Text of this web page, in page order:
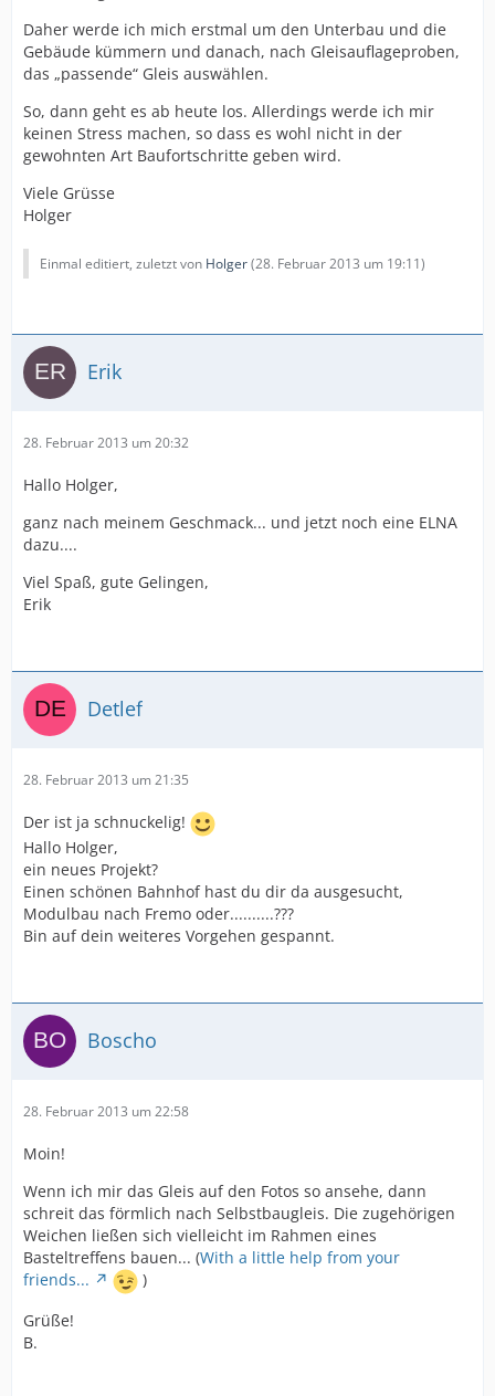
Daher werde ich mich erstmal um den Unterbau und die
Gebäude kümmern und danach, nach Gleisauflageproben,
das „passende“ Gleis auswählen.
So, dann geht es ab heute los. Allerdings werde ich mir
keinen Stress machen, so dass es wohl nicht in der
gewohnten Art Baufortschritte geben wird.
Viele Grüsse
Holger
Einmal editiert, zuletzt von Holger(28. Februar 2013 um 19:11)
Erik
28. Februar 2013 um 20:32
Hallo Holger,
ganz nach meinem Geschmack... und jetzt noch eine ELNA
dazu....
Viel Spaß, gute Gelingen,
Erik
Detlef
28. Februar 2013 um 21:35
Der ist ja schnuckelig!
Hallo Holger,
ein neues Projekt?
Einen schönen Bahnhof hast du dir da ausgesucht,
Modulbau nach Fremo oder..........???
Bin auf dein weiteres Vorgehen gespannt.
Boscho
28. Februar 2013 um 22:58
Moin!
Wenn ich mir das Gleis auf den Fotos so ansehe, dann
schreit das förmlich nach Selbstbaugleis. Die zugehörigen
Weichen ließen sich vielleicht im Rahmen eines
Basteltreffens bauen... (With a little help from your
friends...
)
Grüße!
B.